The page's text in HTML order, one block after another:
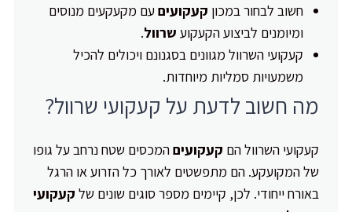
חשוב לבחור במכון קעקועיםעם מקעקעים מנוסים
ומיומנים לביצוע הקעקוע שרוול.
קעקועי השרוול מגוונים בסגנונם ויכולים להכיל
משמעויות סמליות מיוחדות.
מה חשוב לדעת על קעקועי שרוול?
קעקועי השרוול הם קעקועיםהמכסים שטח נרחב על גופו
של המקועקע. הם מתפשטים לאורך כל הזרוע או הרגל
באורח ייחודי. לכן, קיימים מספר סוגים שונים של קעקועי